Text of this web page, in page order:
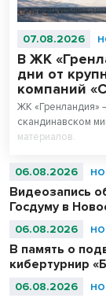
07.08.2026
В ЖК
дни от
компаний
ЖК «Гренландия»
скандинавском
материалов.
06.08.2026
Видеозапись
Госдуму в
06.08.2026
В память о
кибертурнир
06.08.2026